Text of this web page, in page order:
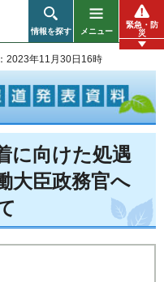
情報を探す メニュー
緊急・防
災
2023年11月30日16時
に向けた処遇
大臣政務官へ